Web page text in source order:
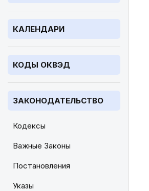
КАЛЕНДАРИ
КОДЫ ОКВЭД
ЗАКОНОДАТЕЛЬСТВО
Кодексы
Важные Законы
Постановления
Указы